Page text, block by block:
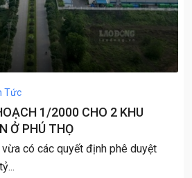
Tức
1/2000 CHO 2 KHU
Ở PHÚ THỌ
vừa có các quyết định phê duyệt